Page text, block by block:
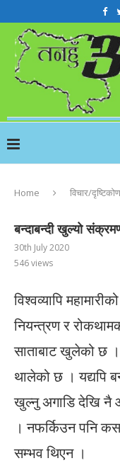
Home विचार/दृष्टिकोण
बन्दाबन्दी खुल्यो
30th July 2020
546views
विश्वव्यापि
नियन्त्रण र
साताबाट खुलेको छ
थालेको छ । यद्यपि
खुल्नु अगाडि देखि नै
। नफर्किउन पनि
सम्भव थिएन ।